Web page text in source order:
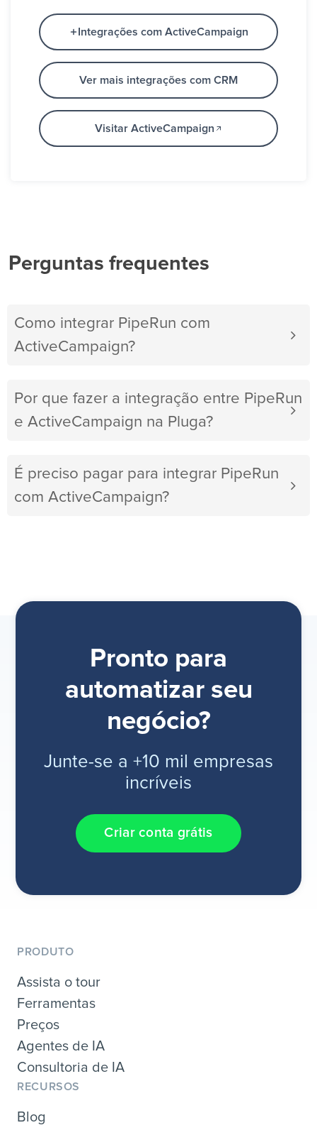
Integrações com ActiveCampaign
Ver mais integrações com CRM
Visitar ActiveCampaign
Perguntas frequentes
Como integrar PipeRun com
ActiveCampaign?
Por que fazer a integração entre PipeRun
e ActiveCampaign na Pluga?
É preciso pagar para integrar PipeRun
com ActiveCampaign?
Pronto para
automatizar seu
negócio?
Junte-se a +10 mil empresas
incríveis
Criar conta grátis
PRODUTO
Assista o tour
Ferramentas
Preços
Agentes de IA
Consultoria de IA
RECURSOS
Blog